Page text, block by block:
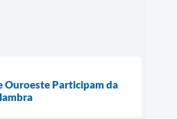
Ouroeste Participam da